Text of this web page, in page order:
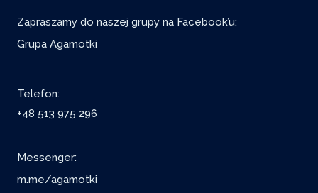
Zapraszamy do naszej grupy na Facebook’u:
Grupa Agamotki
Telefon:
+48 513 975 296
Messenger:
m.me/agamotki